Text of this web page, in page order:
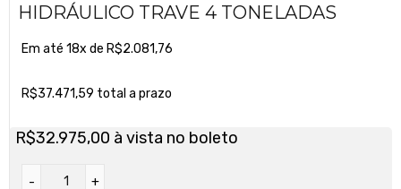
HIDRÁULICO TRAVE 4 TONELADAS
Em até 18x de R$2.081,76
R$37.471,59 total a prazo
R$32.975,00 à vista no boleto